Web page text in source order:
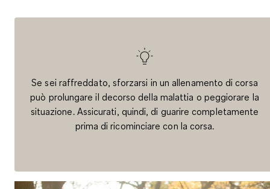
Se sei raffreddato, sforzarsi in un allenamento di corsa
può prolungare il decorso della malattia o peggiorare la
situazione. Assicurati, quindi, di guarire completamente
prima di ricominciare con la corsa.